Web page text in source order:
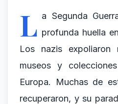
L a Segunda
profunda huella
Los nazis
museos y
Europa. Muchas de
recuperaron, y su